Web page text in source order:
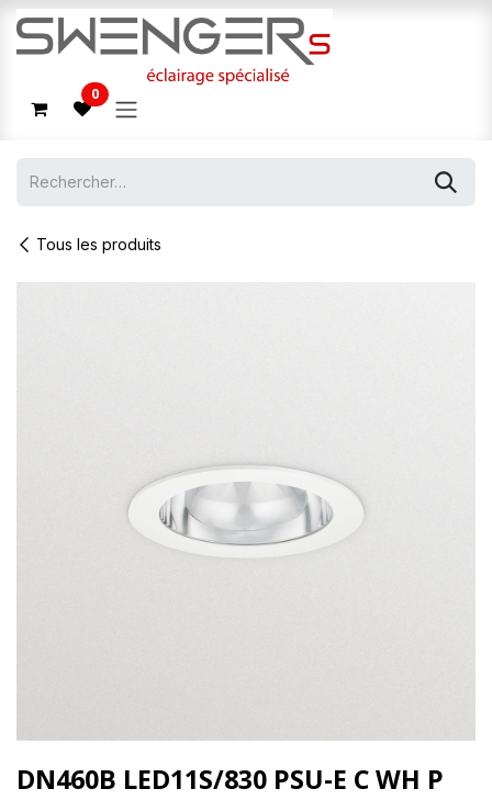
Se rendre au contenu
0
Tous les produits
DN460B LED11S/830 PSU-E C WH P